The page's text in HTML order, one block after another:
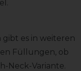
es in weiteren
Füllungen, ob
Neck-Variante.